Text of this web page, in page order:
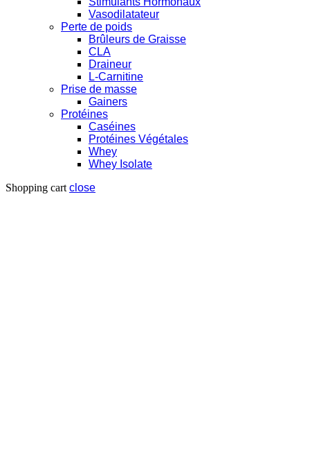
Vasodilatateur
Perte de poids
Brûleurs de Graisse
CLA
Draineur
L-Carnitine
Prise de masse
Gainers
Protéines
Caséines
Protéines Végétales
Whey
Whey Isolate
Shopping cart close